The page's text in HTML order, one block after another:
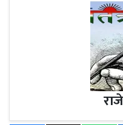
विधायक
कड़ी कार्यवाई के लिये